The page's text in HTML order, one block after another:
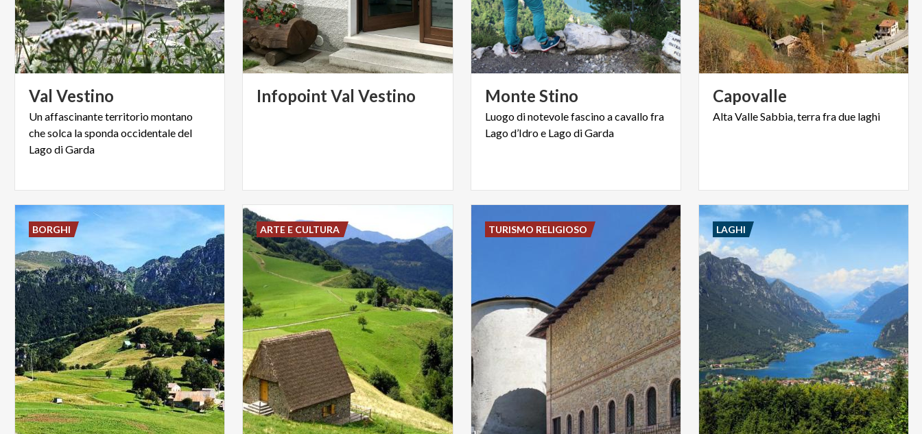
Val Vestino
Un affascinante territorio montano
che solca la sponda occidentale del
Lago di Garda
Infopoint Val Vestino Monte Stino
Luogodinotevolefascinoacavallofra
Lagod’Idroe LagodiGarda
Capovalle
AltaValleSabbia, terrafradue laghi
BORGHI ARTE E CULTURA TURISMO RELIGIOSO LAGHI